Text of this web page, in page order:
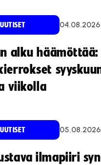
UUTISET 04.08.2026
alku häämöttää:
viikolla
UUTISET 05.08.2026
ilmapiiri